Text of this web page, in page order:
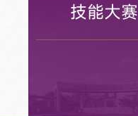
技能大赛